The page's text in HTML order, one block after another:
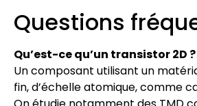
Questions
Qu’est-ce qu’un transistor 2D ?
Un composant utilisant un
fin, d’échelle atomique, comme